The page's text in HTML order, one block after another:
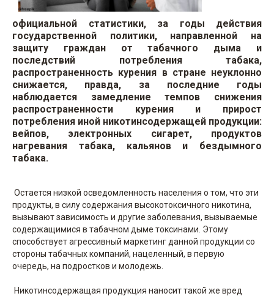
официальной статистики, за годы действия
государственной политики, направленной на
защиту граждан от табачного дыма и
последствий потребления табака,
распространенность курения в стране неуклонно
снижается, правда, за последние годы
наблюдается замедление темпов снижения
распространенности курения и прирост
потребления иной никотинсодержащей продукции:
вейпов, электронных сигарет, продуктов
нагревания табака, кальянов и бездымного
табака.
Остается низкой осведомленность населения о том, что эти
продукты, в силу содержания высокотоксичного никотина,
вызывают зависимость и другие заболевания, вызываемые
содержащимися в табачном дыме токсинами. Этому
способствует агрессивный маркетинг данной продукции со
стороны табачных компаний, нацеленный, в первую
очередь, на подростков и молодежь.
Никотинсодержащая продукция наносит такой же вред